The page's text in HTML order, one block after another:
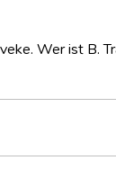
Wer ist B.